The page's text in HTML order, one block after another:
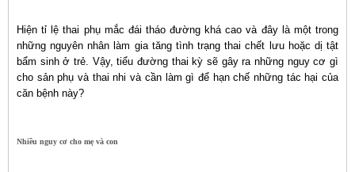
Hiện tỉ lệ thai phụ mắc đái tháo đường khá cao và đây là một trong
những nguyên nhân làm gia tăng tình trạng thai chết lưu hoặc dị tật
bẩm sinh ở trẻ. Vậy, tiểu đường thai kỳ sẽ gây ra những nguy cơ gì
cho sản phụ và thai nhi và cần làm gì để hạn chế những tác hại của
căn bệnh này?
Nhiều nguy cơ cho mẹ và con